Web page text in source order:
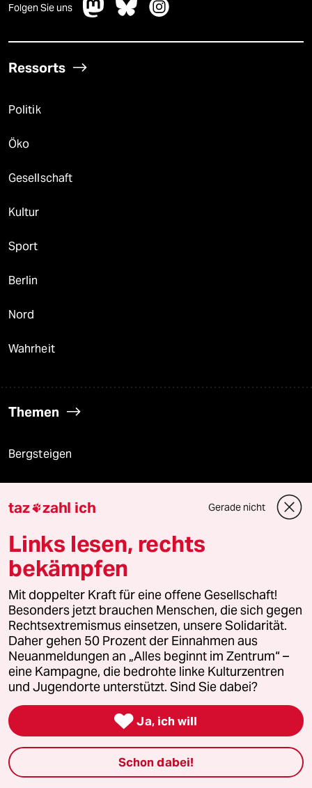
Folgen Sie uns
Ressorts
Politik
Öko
Gesellschaft
Kultur
Sport
Berlin
Nord
Wahrheit
Themen
Bergsteigen
Hitze
Landtagswahl in Sachsen-Anhalt
Ceuta
Hitze
Verlag
Aktuelles
taz zahl ich Gerade nicht
Links lesen, rechts
bekämpfen
Mit doppelter Kraft für eine offene Gesellschaft!
Besonders jetzt brauchen Menschen, die sich gegen
Rechtsextremismus einsetzen, unsere Solidarität.
Daher gehen 50 Prozent der Einnahmen aus
Neuanmeldungen an „Alles beginnt im Zentrum“ –
eine Kampagne, die bedrohte linke Kulturzentren
und Jugendorte unterstützt. Sind Sie dabei?
 Ja, ich will
Schon dabei!